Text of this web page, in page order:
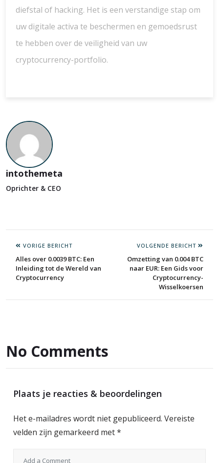
diefstal of hacking. Het is een verstandige stap om
uw digitale activa te beschermen en gemoedsrust
te hebben over de veiligheid van uw
cryptocurrency-portfolio.
intothemeta
Oprichter & CEO
VORIGE BERICHT
Alles over 0.0039 BTC: Een
Inleiding tot de Wereld van
Cryptocurrency
VOLGENDE BERICHT
Omzetting van 0.004 BTC
naar EUR: Een Gids voor
Cryptocurrency-
Wisselkoersen
No Comments
Plaats je reacties & beoordelingen
Het e-mailadres wordt niet gepubliceerd. Vereiste
velden zijn gemarkeerd met*